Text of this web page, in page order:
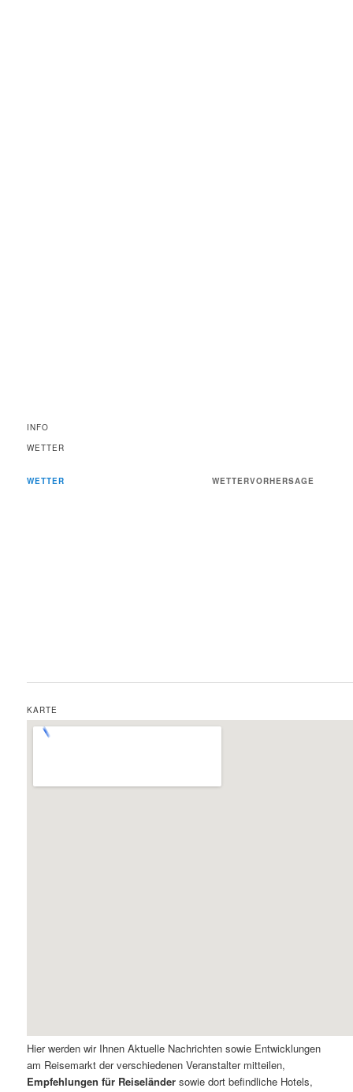
INFO
WETTER
WETTER WETTERVORHERSAGE
KARTE
Hier werden wir Ihnen Aktuelle Nachrichten sowie Entwicklungen
am Reisemarkt der verschiedenen Veranstalter mitteilen,
Empfehlungen für Reiseländer sowie dort befindliche Hotels,